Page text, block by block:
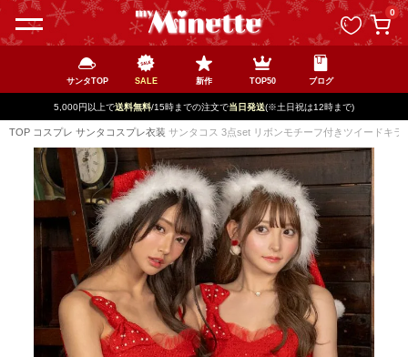
0
サンタTOP SALE 新作 TOP50 ブログ
5,000円以上で送料無料/15時までの注文で当日発送(※土日祝は12時まで)
TOP コスプレ サンタコスプレ衣装 サンタコス 3点set リボンモチーフ付きツイードキ
ペー
ジト
ップ